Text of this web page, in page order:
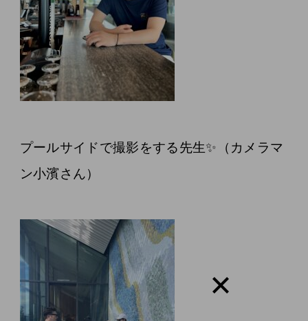
プールサイドで撮影をする先生✨（カメラマ
ン小濱さん）